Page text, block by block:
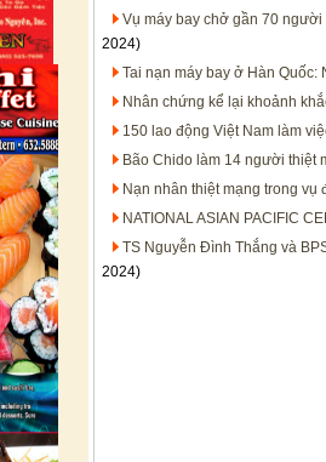
Vụ máy bay chở gần 70
2024)
Tai nạn máy bay ở Hàn
Nhân chứng kể lại khoảnh
150 lao động Việt Nam làm
Bão Chido làm 14 người thiệt
Nạn nhân thiệt mạng trong
NATIONAL ASIAN PACIFIC
TS Nguyễn Đình Thắng và
2024)